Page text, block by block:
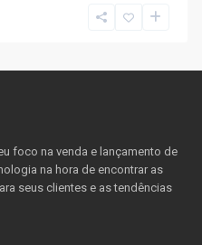
foco na venda e lançamento de
na hora de encontrar as
seus clientes e as tendências